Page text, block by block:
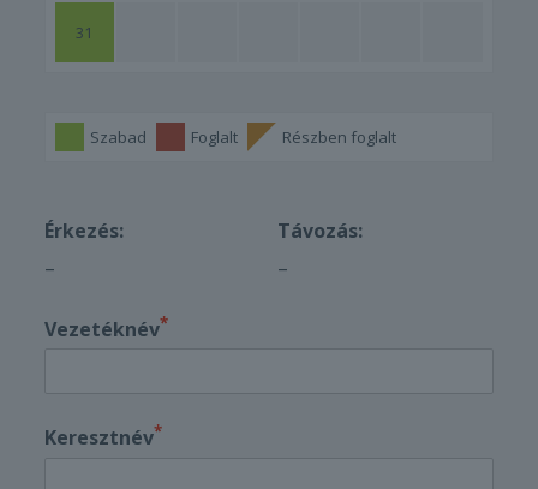
31
Szabad Foglalt Részben foglalt
Érkezés:
–
Távozás:
–
Vezetéknév*
Keresztnév*